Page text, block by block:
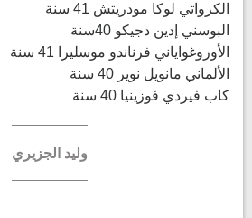
الكرواتي لوكا مودريتش 41 سنة
البوسني إدين دجيكو 40سنة
الأوروغواياني فرناندو موسليرا 41 سنة
الألماني مانويل نوير 40 سنة
كاب فيردي فوزينيا 40 سنة
وليد الجزيري